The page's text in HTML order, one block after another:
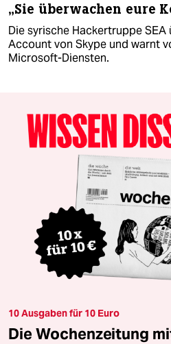
„Sie überwachen eure
Die syrische Hackertruppe
Account von Skype und warnt
Microsoft-Diensten.
10 Ausgaben für 10 Euro
Die Wochenzeitung